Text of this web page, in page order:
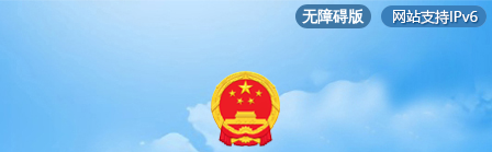
无障碍版